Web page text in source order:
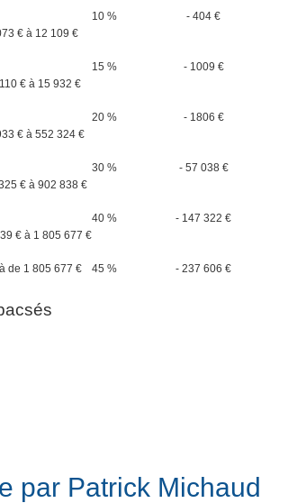
€ à 12 109 €
10 % - 404 €
€ à 15 932 €
15 % - 1009 €
€ à 552 324 €
20 % - 1806 €
€ à 902 838 €
30 % - 57 038 €
€ à 1 805 677 €
40 % - 147 322 €
de 1 805 677 € 45 % - 237 606 €
par Patrick Michaud